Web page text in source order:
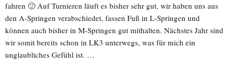
fahren 🙂 Auf Turnieren läuft es bisher sehr gut, wir haben uns aus
den A-Springen verabschiedet, fassen Fuß in L-Springen und
können auch bisher in M-Springen gut mithalten. Nächstes Jahr sind
wir somit bereits schon in LK3 unterwegs, was für mich ein
unglaubliches Gefühl ist. …